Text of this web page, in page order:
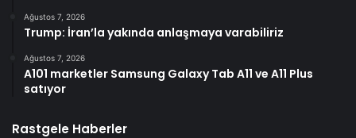
Ağustos 7, 2026
Trump: İran’la yakında anlaşmaya varabiliriz
Ağustos 7, 2026
A101 marketler Samsung Galaxy Tab A11 ve A11 Plus
satıyor
Rastgele Haberler